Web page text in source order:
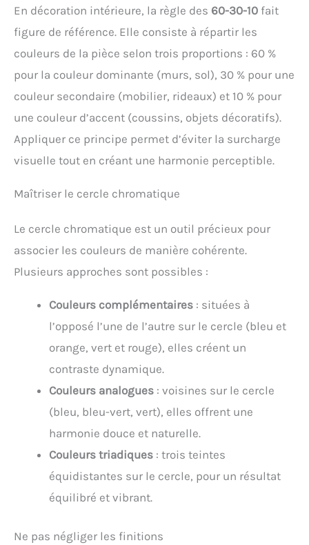
En décoration intérieure, la règle des 60-30-10 fait
figure de référence. Elle consiste à répartir les
couleurs de la pièce selon trois proportions : 60 %
pour la couleur dominante (murs, sol), 30 % pour une
couleur secondaire (mobilier, rideaux) et 10 % pour
une couleur d’accent (coussins, objets décoratifs).
Appliquer ce principe permet d’éviter la surcharge
visuelle tout en créant une harmonie perceptible.
Maîtriser le cercle chromatique
Le cercle chromatique est un outil précieux pour
associer les couleurs de manière cohérente.
Plusieurs approches sont possibles :
Couleurs complémentaires : situées à
l’opposé l’une de l’autre sur le cercle (bleu et
orange, vert et rouge), elles créent un
contraste dynamique.
Couleurs analogues : voisines sur le cercle
(bleu, bleu-vert, vert), elles offrent une
harmonie douce et naturelle.
Couleurs triadiques : trois teintes
équidistantes sur le cercle, pour un résultat
équilibré et vibrant.
Ne pas négliger les finitions